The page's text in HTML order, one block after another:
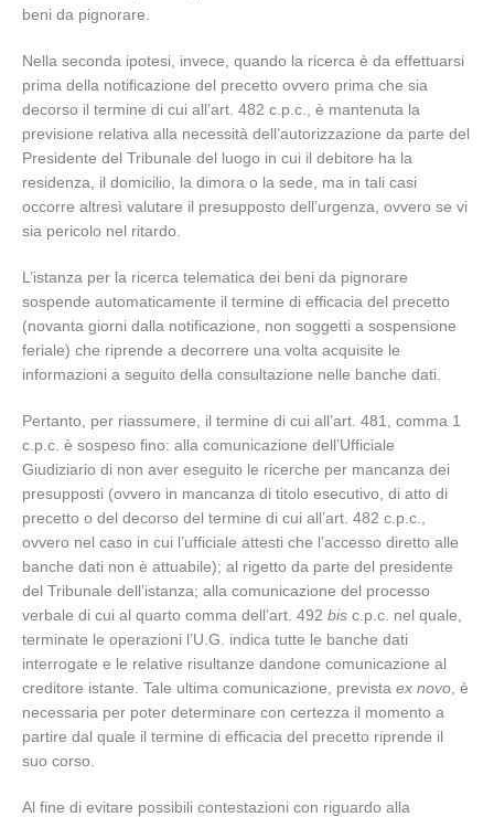
beni da pignorare.
Nella seconda ipotesi, invece, quando la ricerca è da effettuarsi
prima della notificazione del precetto ovvero prima che sia
decorso il termine di cui all’art. 482 c.p.c., è mantenuta la
previsione relativa alla necessità dell’autorizzazione da parte del
Presidente del Tribunale del luogo in cui il debitore ha la
residenza, il domicilio, la dimora o la sede, ma in tali casi
occorre altresì valutare il presupposto dell’urgenza, ovvero se vi
sia pericolo nel ritardo.
L’istanza per la ricerca telematica dei beni da pignorare
sospende automaticamente il termine di efficacia del precetto
(novanta giorni dalla notificazione, non soggetti a sospensione
feriale) che riprende a decorrere una volta acquisite le
informazioni a seguito della consultazione nelle banche dati.
Pertanto, per riassumere, il termine di cui all’art. 481, comma 1
c.p.c. è sospeso fino: alla comunicazione dell’Ufficiale
Giudiziario di non aver eseguito le ricerche per mancanza dei
presupposti (ovvero in mancanza di titolo esecutivo, di atto di
precetto o del decorso del termine di cui all’art. 482 c.p.c.,
ovvero nel caso in cui l’ufficiale attesti che l’accesso diretto alle
banche dati non è attuabile); al rigetto da parte del presidente
del Tribunale dell’istanza; alla comunicazione del processo
verbale di cui al quarto comma dell’art. 492 bis c.p.c. nel quale,
terminate le operazioni l’U.G. indica tutte le banche dati
interrogate e le relative risultanze dandone comunicazione al
creditore istante. Tale ultima comunicazione, prevista ex novo , è
necessaria per poter determinare con certezza il momento a
partire dal quale il termine di efficacia del precetto riprende il
suo corso.
Al fine di evitare possibili contestazioni con riguardo alla